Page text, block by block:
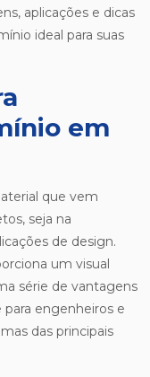
aplicações e dicas
ideal para suas
em
que vem
seja na
de design.
um visual
série de vantagens
engenheiros e
das principais